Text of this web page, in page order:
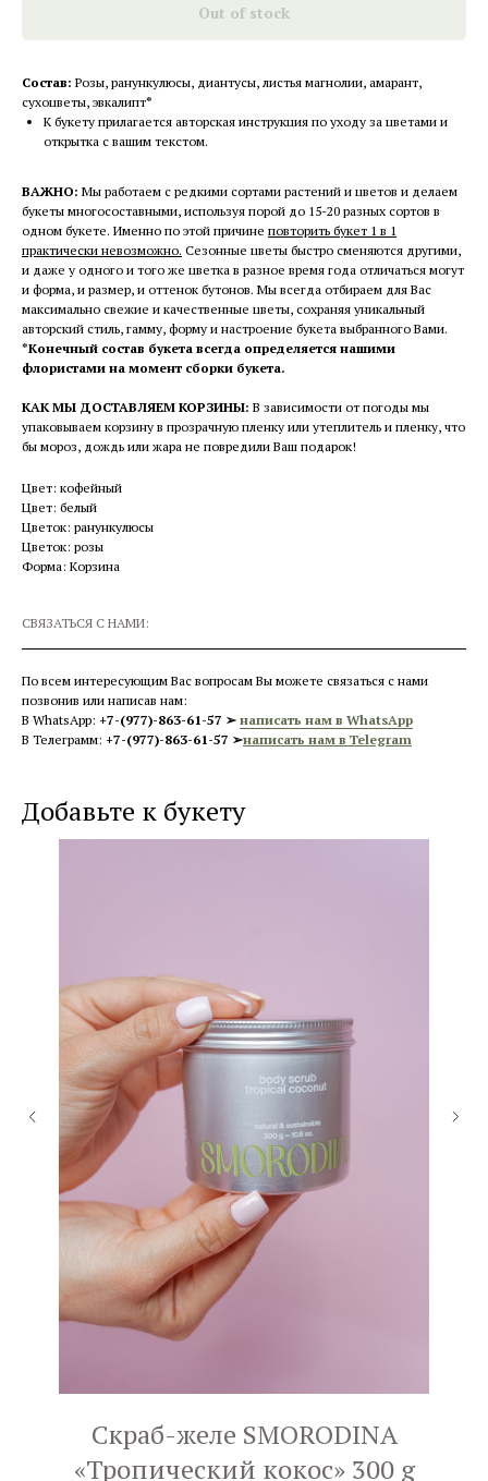
Out of stock
Состав: Розы, ранункулюсы, диантусы, листья магнолии, амарант,
сухоцветы, эвкалипт*
К букету прилагается авторская инструкция по уходу за цветами и
открытка с вашим текстом.
ВАЖНО: Мы работаем с редкими сортами растений и цветов и делаем
букеты многосоставными, используя порой до 15-20 разных сортов в
одном букете. Именно по этой причине повторить букет 1 в 1
практически невозможно. Сезонные цветы быстро сменяются другими,
и даже у одного и того же цветка в разное время года отличаться могут
и форма, и размер, и оттенок бутонов. Мы всегда отбираем для Вас
максимально свежие и качественные цветы, сохраняя уникальный
авторский стиль, гамму, форму и настроение букета выбранного Вами.
*Конечный состав букета всегда определяется нашими
флористами на момент сборки букета.
КАК МЫ ДОСТАВЛЯЕМ КОРЗИНЫ: В зависимости от погоды мы
упаковываем корзину в прозрачную пленку или утеплитель и пленку, что
бы мороз, дождь или жара не повредили Ваш подарок!
Цвет: кофейный
Цвет: белый
Цветок: ранункулюсы
Цветок: розы
Форма: Корзина
СВЯЗАТЬСЯ С НАМИ:
По всем интересующим Вас вопросам Вы можете связаться с нами
позвонив или написав нам:
В WhatsApp: +7-(977)-863-61-57 ➢ написать нам в WhatsApp
В Телеграмм: +7-(977)-863-61-57 ➢написать нам в Telegram
Добавьте к букету
Скраб-желе SMORODINA
«Тропический кокос» 300 g